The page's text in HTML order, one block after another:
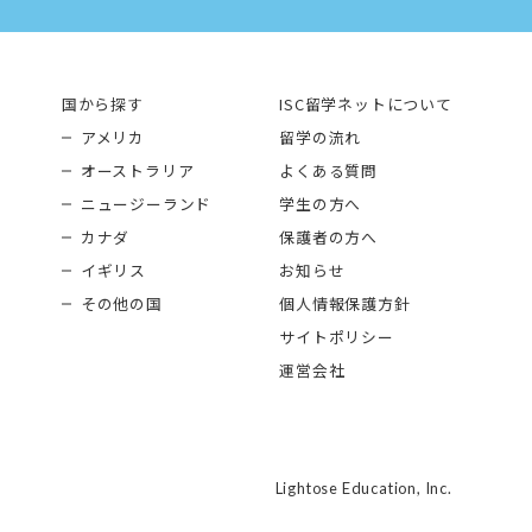
国から探す
アメリカ
オーストラリア
ニュージーランド
カナダ
イギリス
その他の国
ISC留学ネットについて
留学の流れ
よくある質問
学生の方へ
保護者の方へ
お知らせ
個人情報保護方針
サイトポリシー
運営会社
Lightose Education, Inc.